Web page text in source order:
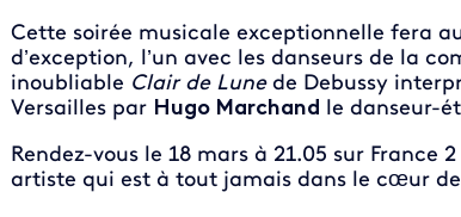
Cette soirée musicale exceptionnelle fera
d’exception, l’un avec les danseurs de la
inoubliable Clair de Lunede Debussy
Versailles par Hugo Marchand le danseur-
Rendez-vous le 18 mars à 21.05 sur
artiste qui est à tout jamais dans le cœur